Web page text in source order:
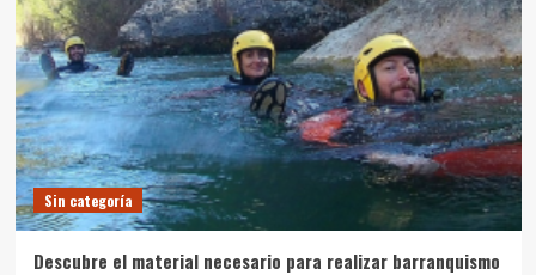
Sin categoría
Descubre el material necesario para realizar barranquismo